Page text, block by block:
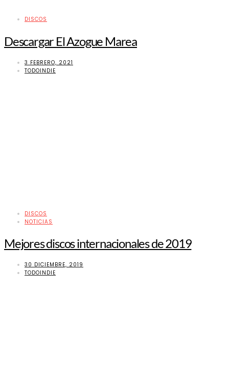
DISCOS
Descargar El Azogue Marea
3 FEBRERO, 2021
TODOINDIE
DISCOS
NOTICIAS
Mejores discos internacionales de 2019
30 DICIEMBRE, 2019
TODOINDIE